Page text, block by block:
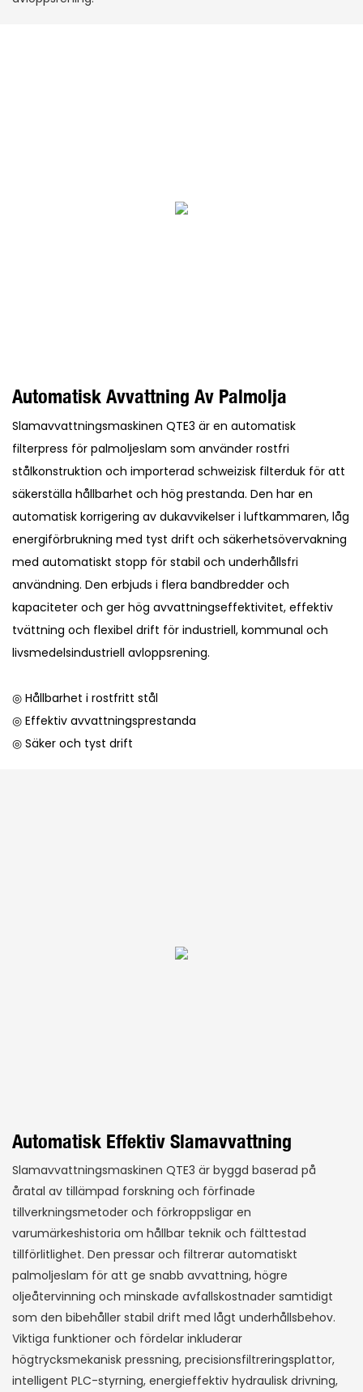
Automatisk Avvattning Av Palmolja
Slamavvattningsmaskinen QTE3 är en automatisk
filterpress för palmoljeslam som använder rostfri
stålkonstruktion och importerad schweizisk filterduk för att
säkerställa hållbarhet och hög prestanda. Den har en
automatisk korrigering av dukavvikelser i luftkammaren, låg
energiförbrukning med tyst drift och säkerhetsövervakning
med automatiskt stopp för stabil och underhållsfri
användning. Den erbjuds i flera bandbredder och
kapaciteter och ger hög avvattningseffektivitet, effektiv
tvättning och flexibel drift för industriell, kommunal och
livsmedelsindustriell avloppsrening.
◎ Hållbarhet i rostfritt stål
◎ Effektiv avvattningsprestanda
◎ Säker och tyst drift
Automatisk Effektiv Slamavvattning
Slamavvattningsmaskinen QTE3 är byggd baserad på
åratal av tillämpad forskning och förfinade
tillverkningsmetoder och förkroppsligar en
varumärkeshistoria om hållbar teknik och fälttestad
tillförlitlighet. Den pressar och filtrerar automatiskt
palmoljeslam för att ge snabb avvattning, högre
oljeåtervinning och minskade avfallskostnader samtidigt
som den bibehåller stabil drift med lågt underhållsbehov.
Viktiga funktioner och fördelar inkluderar
högtrycksmekanisk pressning, precisionsfiltreringsplattor,
intelligent PLC-styrning, energieffektiv hydraulisk drivning,